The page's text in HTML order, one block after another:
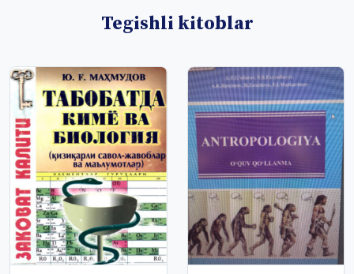
Tegishli kitoblar